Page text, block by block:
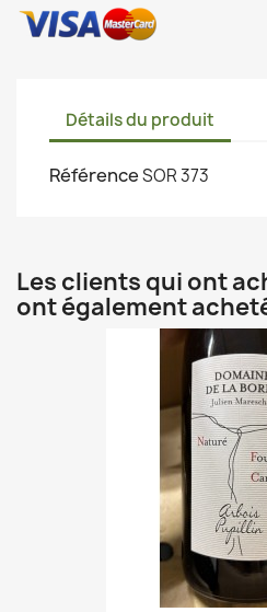
Détails du produit
RéférenceSOR 373
Les clients qui ont
ont également